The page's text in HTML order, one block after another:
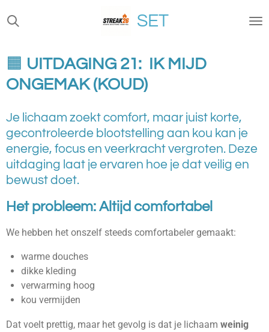
Ga
direct
de
hoofdinhoud
SET
🟧 UITDAGING 21: IK MIJD
ONGEMAK (KOUD)
Je lichaam zoekt comfort, maar juist korte,
gecontroleerde blootstelling aan kou kan je
energie, focus en veerkracht vergroten. Deze
uitdaging laat je ervaren hoe je dat veilig en
bewust doet.
Het probleem: Altijd comfortabel
We hebben het onszelf steeds comfortabeler gemaakt:
warme douches
dikke kleding
verwarming hoog
kou vermijden
Dat voelt prettig, maar het gevolg is dat je lichaam weinig